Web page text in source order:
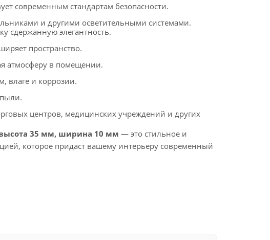
современным стандартам безопасности.
и другими осветительными системами.
сдержанную элегантность.
пространство.
атмосферу в помещении.
влаге и коррозии.
центров, медицинских учреждений и других
35 мм, ширина 10 мм — это стильное и
которое придаст вашему интерьеру современный